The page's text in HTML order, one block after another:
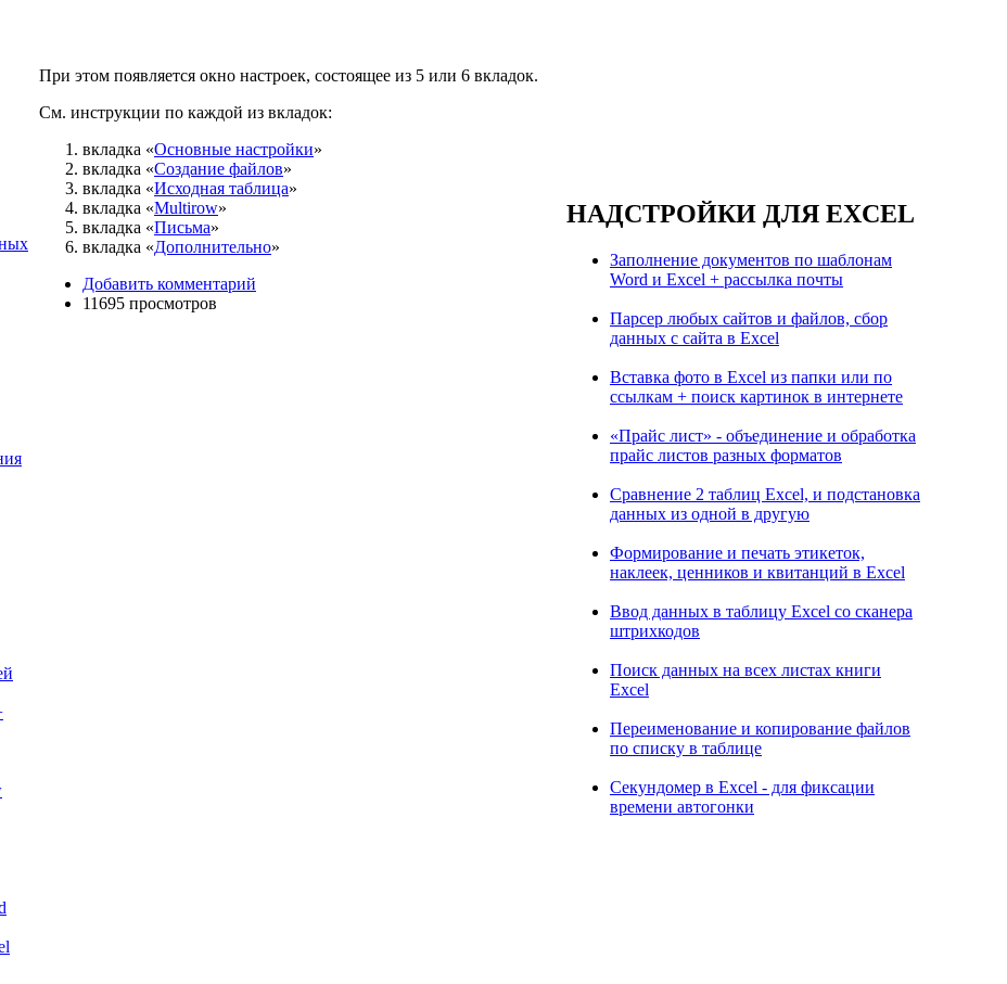
При этом появляется окно настроек, состоящее из 5 или 6 вкладок.
См. инструкции по каждой из вкладок:
вкладка «Основные настройки»
вкладка «Создание файлов»
вкладка «Исходная таблица»
вкладка «Multirow»
вкладка «Письма»
вкладка «Дополнительно»
Добавить комментарий
11695 просмотров
НАДСТРОЙКИ ДЛЯ EXCEL
Заполнение документов по шаблонам
Word и Excel + рассылка почты
Парсер любых сайтов и файлов, сбор
данных с сайта в Excel
Вставка фото в Excel из папки или по
ссылкам + поиск картинок в интернете
«Прайс лист» - объединение и обработка
прайс листов разных форматов
Сравнение 2 таблиц Excel, и подстановка
данных из одной в другую
Формирование и печать этикеток,
наклеек, ценников и квитанций в Excel
Ввод данных в таблицу Excel со сканера
штрихкодов
Поиск данных на всех листах книги
Excel
Переименование и копирование файлов
по списку в таблице
Секундомер в Excel - для фиксации
времени автогонки